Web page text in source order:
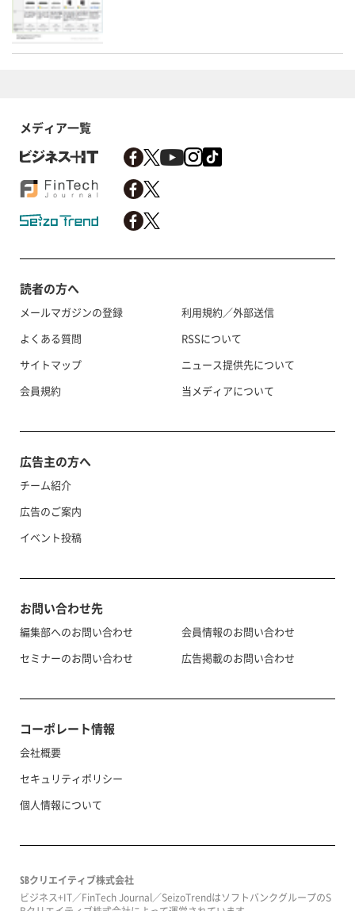
メディア一覧
読者の方へ
メールマガジンの登録
よくある質問
サイトマップ
会員規約
利用規約／外部送信
RSSについて
ニュース提供先について
当メディアについて
広告主の方へ
チーム紹介
広告のご案内
イベント投稿
お問い合わせ先
編集部へのお問い合わせ
セミナーのお問い合わせ
会員情報のお問い合わせ
広告掲載のお問い合わせ
コーポレート情報
会社概要
セキュリティポリシー
個人情報について
SBクリエイティブ株式会社
ビジネス+IT／FinTech Journal／SeizoTrendはソフトバンクグループのS